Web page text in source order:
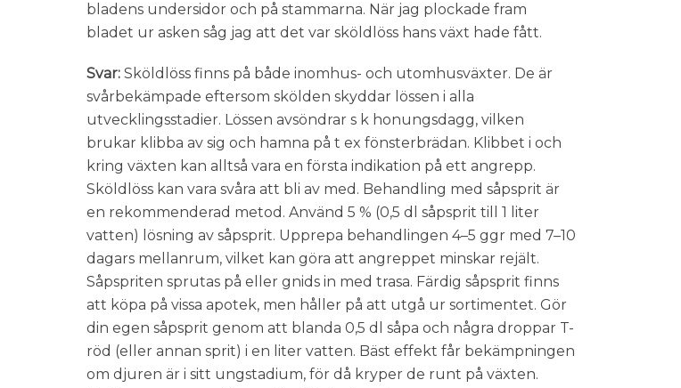
bladens undersidor och på stammarna. När jag plockade fram
bladet ur asken såg jag att det var sköldlöss hans växt hade fått.
Svar: Sköldlöss finns på både inomhus- och utomhusväxter. De är
svårbekämpade eftersom skölden skyddar lössen i alla
utvecklingsstadier. Lössen avsöndrar s k honungsdagg, vilken
brukar klibba av sig och hamna på t ex fönsterbrädan. Klibbet i och
kring växten kan alltså vara en första indikation på ett angrepp.
Sköldlöss kan vara svåra att bli av med. Behandling med såpsprit är
en rekommenderad metod. Använd 5 % (0,5 dl såpsprit till 1 liter
vatten) lösning av såpsprit. Upprepa behandlingen 4–5 ggr med 7–10
dagars mellanrum, vilket kan göra att angreppet minskar rejält.
Såpspriten sprutas på eller gnids in med trasa. Färdig såpsprit finns
att köpa på vissa apotek, men håller på att utgå ur sortimentet. Gör
din egen såpsprit genom att blanda 0,5 dl såpa och några droppar T-
röd (eller annan sprit) i en liter vatten. Bäst effekt får bekämpningen
om djuren är i sitt ungstadium, för då kryper de runt på växten.